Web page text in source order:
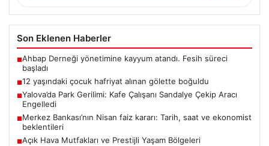
Son Eklenen Haberler
■Ahbap Derneği yönetimine kayyum atandı. Fesih süreci
başladı
■12 yaşındaki çocuk hafriyat alınan gölette boğuldu
■Yalova’da Park Gerilimi: Kafe Çalışanı Sandalye Çekip Aracı
Engelledi
■Merkez Bankası’nın Nisan faiz kararı: Tarih, saat ve ekonomist
beklentileri
■Açık Hava Mutfakları ve Prestijli Yaşam Bölgeleri